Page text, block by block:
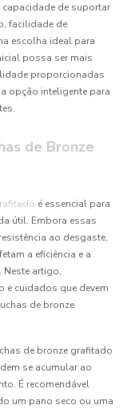
capacidade de suportar
facilidade de
escolha ideal para
possa ser mais
proporcionadas
opção inteligente para
de Bronze
é essencial para
útil. Embora essas
ao desgaste,
a eficiência e a
artigo,
e cuidados que devem
de bronze
de bronze grafitado
se acumular ao
É recomendável
um pano seco ou uma